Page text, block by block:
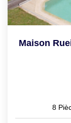
Maison
8